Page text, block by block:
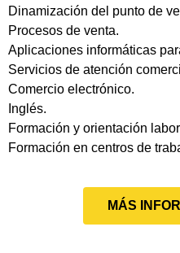
Dinamización del punto de
Procesos de venta.
Aplicaciones informáticas
Servicios de atención
Comercio electrónico.
Inglés.
Formación y orientación
Formación en centros de
MÁS